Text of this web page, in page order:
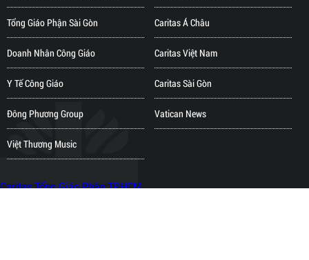
Tổng Giáo Phận Sài Gòn
Doanh Nhân Công Giáo
Y Tế Công Giáo
Đông Phương Group
Việt Thương Music
Caritas Á Châu
Caritas Việt Nam
Caritas Sài Gòn
Vatican News
Caritas Tổng Giáo Phận TP.HCM